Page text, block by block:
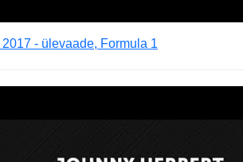
- ülevaade, Formula 1